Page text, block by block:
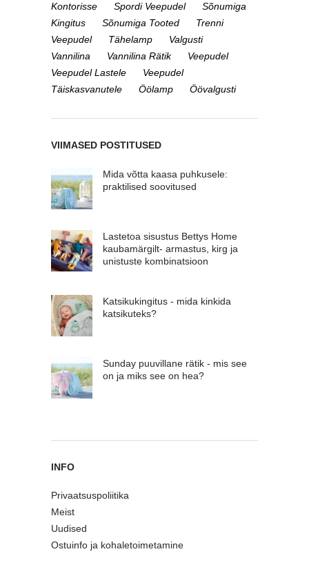
Kontorisse
Spordi Veepudel
Sõnumiga
Kingitus
Sõnumiga Tooted
Trenni
Veepudel
Tähelamp
Valgusti
Vannilina
Vannilina Rätik
Veepudel
Veepudel Lastele
Veepudel
Täiskasvanutele
Öölamp Öövalgusti
VIIMASED POSTITUSED
Mida võtta kaasa puhkusele:
praktilised soovitused
Lastetoa sisustus Bettys Home
kaubamärgilt- armastus, kirg ja
unistuste kombinatsioon
Katsikukingitus - mida kinkida
katsikuteks?
Sunday puuvillane rätik - mis see
on ja miks see on hea?
INFO
Privaatsuspoliitika
Meist
Uudised
Ostuinfo ja kohaletoimetamine